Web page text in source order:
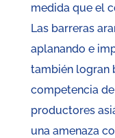
medida que el
Las barreras
aplanando e
también logran
competencia
productores
una amenaza